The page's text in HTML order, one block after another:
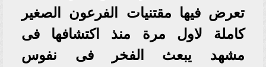
تعرض فيها مقتنيات الفرعون الصغير
كاملة لاول مرة منذ اكتشافها فى
مشهد يبعث الفخر فى نفوس